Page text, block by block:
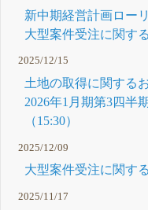
新中期経営計画ロー
大型案件受注に関す
2025/12/15
土地の取得に関する
2026年1月期第3四半
（15:30）
2025/12/09
大型案件受注に関す
2025/11/17